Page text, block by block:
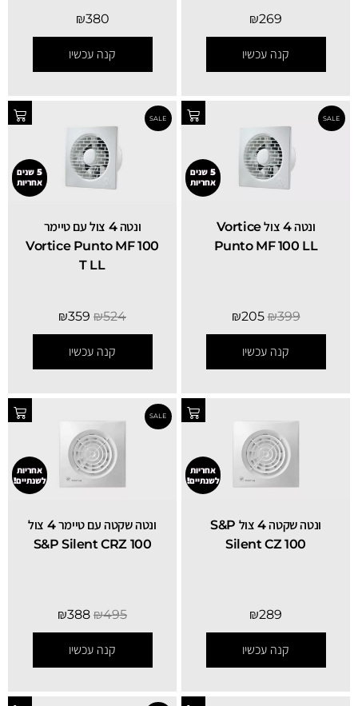
₪269
קנה עכשיו
₪380
קנה עכשיו
‏ונטה 4 צול Vortice
Punto MF 100 LL
₪399
₪205
קנה עכשיו
5 שנים
אחריות
‏ונטה 4 צול עם טיימר
Vortice Punto MF 100
T LL
₪524
₪359
קנה עכשיו
5 שנים
אחריות
ונטה שקטה 4 צול S&P
Silent CZ 100
₪289
קנה עכשיו
אחריות
לשנתיים!
ונטה שקטה עם טיימר 4 צול
S&P Silent CRZ 100
₪495
₪388
קנה עכשיו
אחריות
לשנתיים!